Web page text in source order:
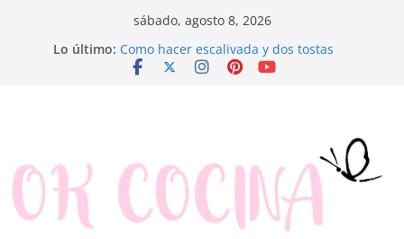
sábado, agosto 8, 2026
Lo último: Ensaladilla de merluza
Como hacer escalivada y dos tostas